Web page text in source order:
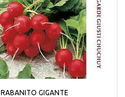
RABANITO GIGANTE